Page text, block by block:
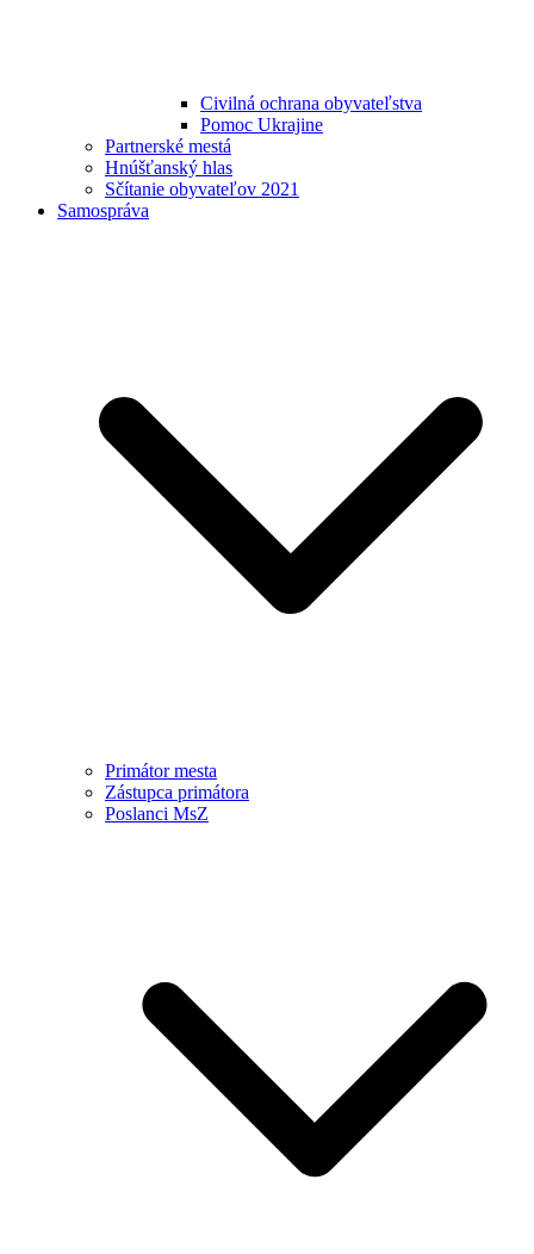
Civilná ochrana obyvateľstva
Pomoc Ukrajine
Partnerské mestá
Hnúšťanský hlas
Sčítanie obyvateľov 2021
Samospráva
Primátor mesta
Zástupca primátora
Poslanci MsZ